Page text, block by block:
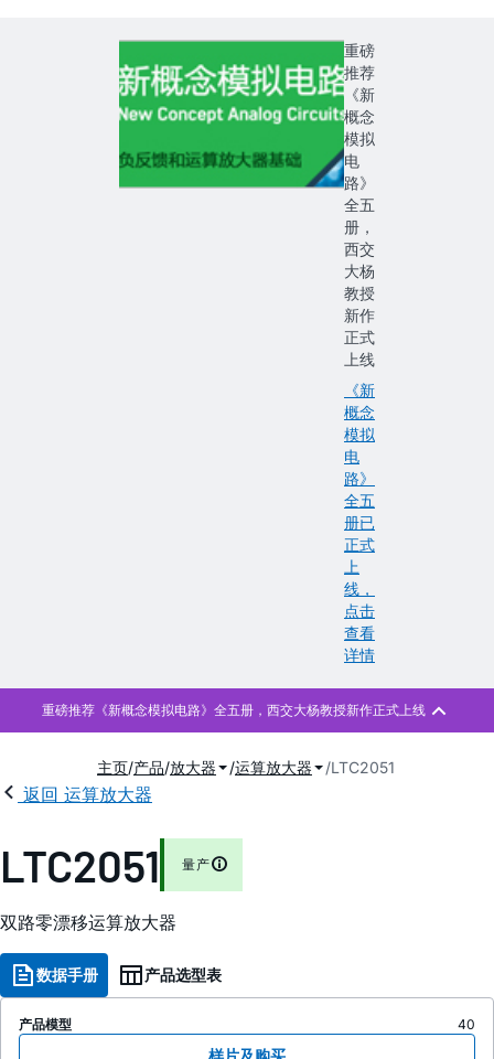
重磅
推荐
《新
概念
模拟
电
路》
全五
册，
西交
大杨
教授
新作
正式
上线
《新
概念
模拟
电
路》
全五
册已
正式
上
线，
点击
查看
详情
主页 产品 放大器 运算放大器 LTC2051
返回 运算放大器
LTC2051 量产
双路零漂移运算放大器
数据手册 产品选型表
产品模型 40
样片及购买